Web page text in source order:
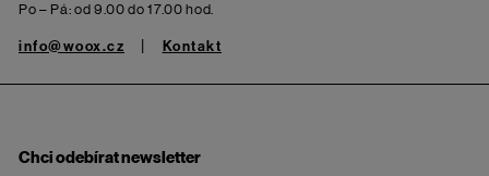
Po – Pá: od 9.00 do 17.00 hod.
info@woox.cz Kontakt
Chci odebírat newsletter